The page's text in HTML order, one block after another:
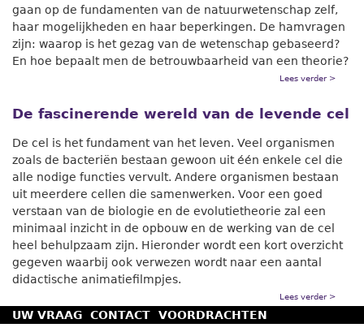
gaan op de fundamenten van de natuurwetenschap zelf,
haar mogelijkheden en haar beperkingen. De hamvragen
zijn: waarop is het gezag van de wetenschap gebaseerd?
En hoe bepaalt men de betrouwbaarheid van een theorie?
Lees verder >
De fascinerende wereld van de levende cel
De cel is het fundament van het leven. Veel organismen
zoals de bacteriën bestaan gewoon uit één enkele cel die
alle nodige functies vervult. Andere organismen bestaan
uit meerdere cellen die samenwerken. Voor een goed
verstaan van de biologie en de evolutietheorie zal een
minimaal inzicht in de opbouw en de werking van de cel
heel behulpzaam zijn. Hieronder wordt een kort overzicht
gegeven waarbij ook verwezen wordt naar een aantal
didactische animatiefilmpjes.
Lees verder >
UW VRAAG CONTACT VOORDRACHTEN